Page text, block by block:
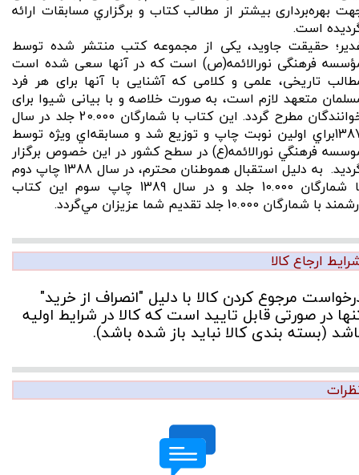
بهره‌برداری بیشتر از مطالب كتاب و برگزاري مسابقات ارائه
است.
حقيقت جاويد، یكی از مجموعه كتب منتشر شده توسط
فرهنگی نورالائمه(ص) است كه در آنها سعی شده است
تاریخی، علمی و كلامی كه آشنایی با آنها برای هر فرد
متعهد لازم است، به صورت خلاصه و با بیانی شیوا برای
خوانندگان مطرح گردد. اين كتاب با شمارگان 20.000 جلد در سال
1387براي اولين نوبت چاپ و توزيع شد و مسابقه‌اي ويژه توسط
فرهنگي نورالائمه(ع) در سطح كشور در اين خصوص برگزار
گرديد. به دليل استقبال هموطنان محترم، در سال 1388 چاپ دوم
با شمارگان 10.000 جلد و در سال 1389 چاپ سوم اين كتاب
با شمارگان 10.000 جلد تقديم شما عزيزان مي‌گردد.
ارجاع کالا
مرجوع کردن کالا با دلیل "انصراف از خرید"
در صورتی قابل تایید است که کالا در شرایط اولیه
(بسته بندی کالا نباید باز شده باشد).